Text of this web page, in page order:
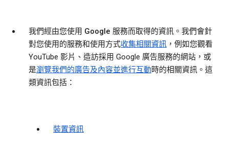
我們經由您使用 Google 服務而取得的資訊。 我們會針
對您使用的服務和使用方式收集相關資訊 ，例如您觀看
YouTube 影片、造訪採用 Google 廣告服務的網站，或
是瀏覽我們的廣告及內容並進行互動時的相關資訊。這
類資訊包括：
裝置資訊